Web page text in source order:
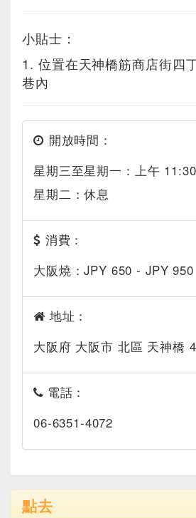
小貼士：
1. 位置在天神橋筋商店街四
巷內
開放時間：
星期三至星期一：上午
星期二：休息
消費：
大阪燒：JPY 650 - JPY 950
地址：
大阪府 大阪市 北區 天神橋
電話：
06-6351-4072
點去